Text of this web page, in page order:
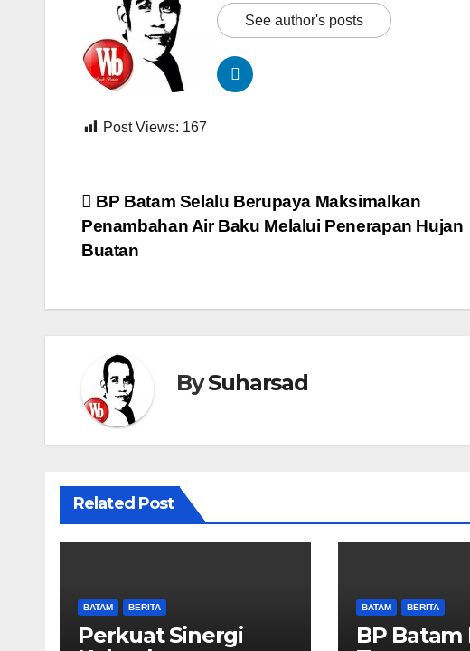
See author's posts
Post Views: 167
Navigasi
pos
BP Batam Selalu Berupaya Maksimalkan
Penambahan Air Baku Melalui Penerapan Hujan
Buatan
BySuharsad
Related Post
BATAM BERITA
Perkuat Sinergi
BATAM BERITA
BP